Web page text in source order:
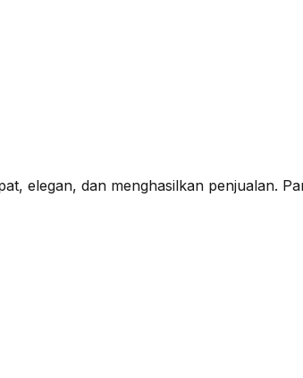
elegan, dan menghasilkan penjualan.